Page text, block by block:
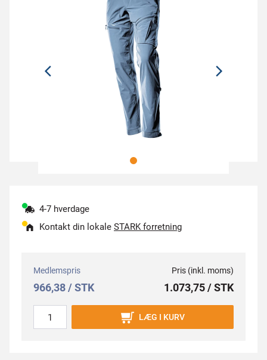
4-7 hverdage
Kontakt din lokale STARK forretning
Medlemspris
966,38 / STK
Pris (inkl. moms)
1.073,75 / STK
LÆG I KURV